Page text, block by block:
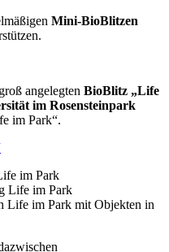
Mini-BioBlitzen
angelegten BioBlitz „Life
im Rosensteinpark
im Park“.
im Park